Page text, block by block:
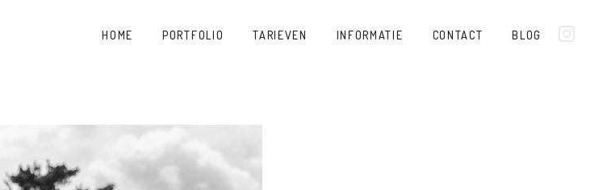
HOME PORTFOLIO TARIEVEN INFORMATIE CONTACT BLOG